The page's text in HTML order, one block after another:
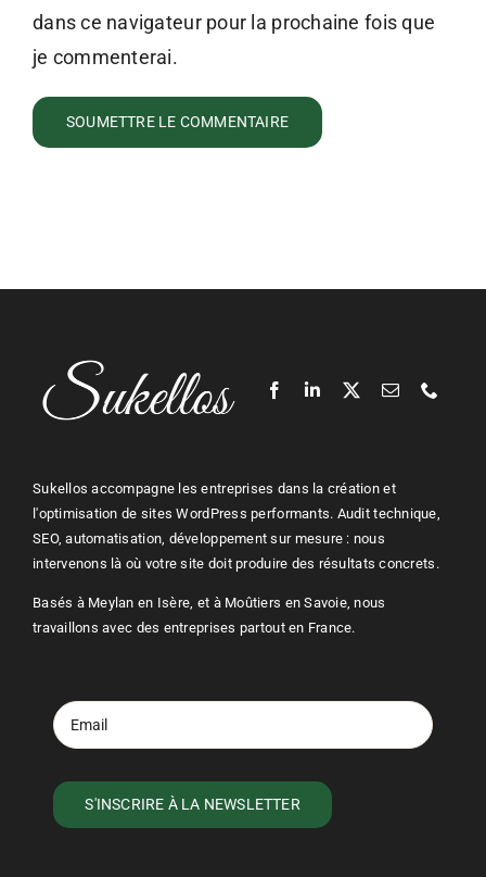
dans ce navigateur pour la prochaine fois que
je commenterai.
Sukellos accompagne les entreprises dans la création et
l'optimisation de sitesWordPress performants. Audit technique,
SEO, automatisation, développement sur mesure : nous
intervenons là où votre site doit produire des résultats concrets.
Basés à Meylan en Isère, et à Moûtiers en Savoie, nous
travaillons avec des entreprises partout en France.